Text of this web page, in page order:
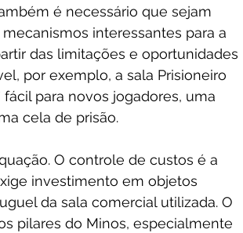
é necessário que sejam
interessantes para a
das limitações e oportunidades
por exemplo, a sala Prisioneiro
para novos jogadores, uma
cela de prisão.
O controle de custos é a
investimento em objetos
da sala comercial utilizada. O
pilares do Minos, especialmente